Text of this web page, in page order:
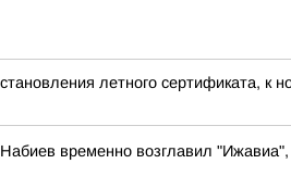
летного сертификата, к
временно возглавил